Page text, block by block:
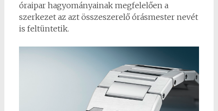
óraipar hagyományainak megfelelően a
szerkezet az azt összeszerelő órásmester nevét
is feltüntetik.